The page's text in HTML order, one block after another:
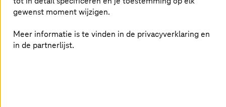
van AI wordt nu bepaald
Waarom Europa open foundation models nodig heeft om
technologisch onafhankelijk te blijven, industriële
gewenst moment wijzigen.
Meer informatie is te vinden in de privacyverklaring en
in de partnerlijst.